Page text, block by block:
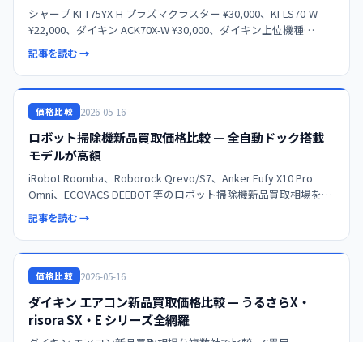
シャープ KI-T75YX-H プラズマクラスター ¥30,000、KI-LS70-W
¥22,000、ダイキン ACK70X-W ¥30,000、ダイキン上位機種
¥40,000 の新品買取相場を複数社で比較。Panasonic ジアイー
記事を読む →
価格比較 2026-05-16
ロボット掃除機新品買取価格比較 — 全自動ドック搭載
モデルが高額
iRobot Roomba、Roborock Qrevo/S7、Anker Eufy X10 Pro
Omni、ECOVACS DEEBOT 等のロボット掃除機新品買取相場を複
数社で比較。ECOVACS X5 PRO OMNI ¥77,00
記事を読む →
価格比較 2026-05-16
ダイキン エアコン新品買取価格比較 — うるさらX・
risora SX・E シリーズ全網羅